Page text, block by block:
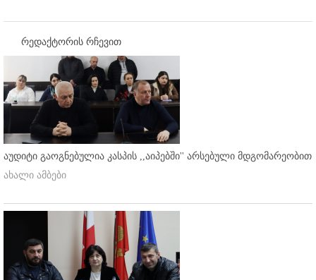
რედაქტორის რჩევით
აუდიტი გაოგნებულია კასპის ,,აიპებში'' არსებული მდგომარეობით
ახალი ამბები